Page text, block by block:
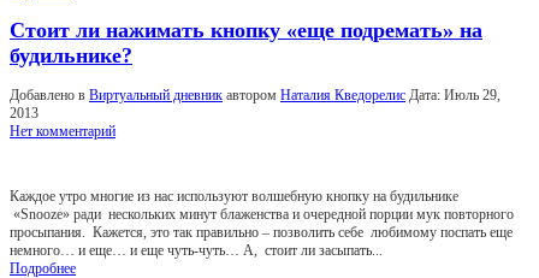
Стоит ли нажимать кнопку «еще подремать» на
будильнике?
Добавлено в Виртуальный дневник автором Наталия Кведорелис Дата: Июль 29,
2013
Нет комментарий
Каждое утро многие из нас используют волшебную кнопку на будильнике
«Snooze» ради нескольких минут блаженства и очередной порции мук повторного
просыпания. Кажется, это так правильно – позволить себе любимому поспать еще
немного… и еще… и еще чуть-чуть… А, стоит ли засыпать...
Подробнее